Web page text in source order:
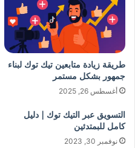
طريقة زيادة متابعين تيك توك لبناء
جمهور بشكل مستمر
أغسطس 26, 2025
التسويق عبر التيك توك | دليل
كامل للبمتدئين
نوفمبر 30, 2023